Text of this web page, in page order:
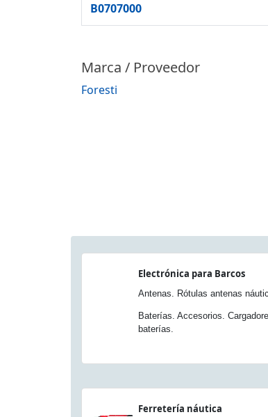
B0707000
Marca / Proveedor
Foresti
Electrónica para Barcos
Antenas. Rótulas antenas
Baterías. Accesorios.
baterías.
Ferretería náutica